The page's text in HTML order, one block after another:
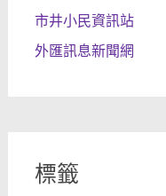
市井小民資訊站
外匯訊息新聞網
標籤